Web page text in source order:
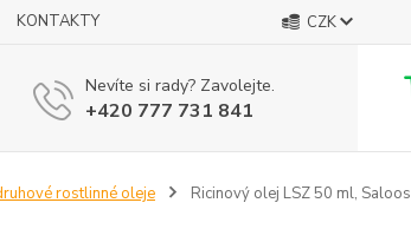
KONTAKTY CZK
Nevíte si rady? Zavolejte.
+420 777 731 841
rostlinné oleje Ricinový olej LSZ 50 ml, Saloos